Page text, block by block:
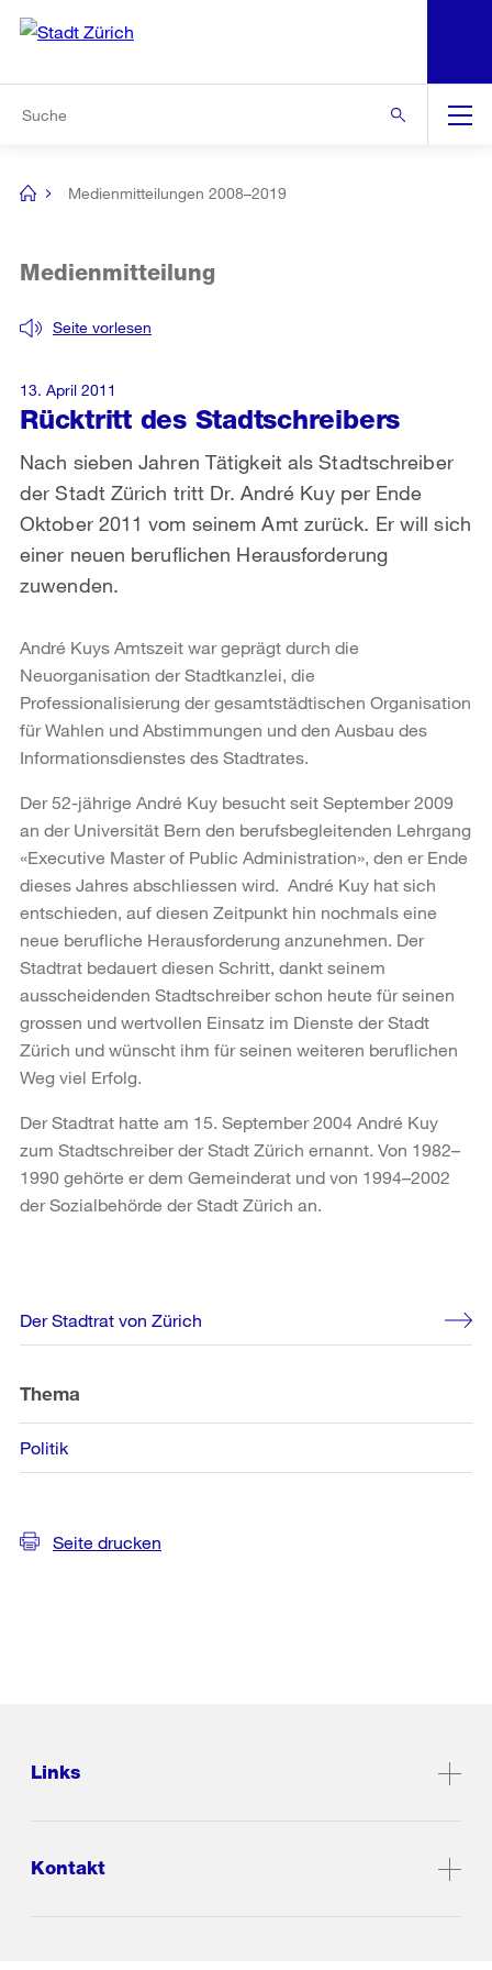
Navigation
[no
Medienmitteilungen 2008–2019
Rücktritt des Stadtschreibers
Seite vorlesen
Medienmitteilung
Nach sieben Jahren Tätigkeit als Stadtschreiber
der Stadt Zürich tritt Dr. André Kuy per Ende
Oktober 2011 vom seinem Amt zurück. Er will sich
einer neuen beruflichen Herausforderung
zuwenden.
13. April 2011
André Kuys Amtszeit war geprägt durch die
Neuorganisation der Stadtkanzlei, die
Professionalisierung der gesamtstädtischen Organisation
für Wahlen und Abstimmungen und den Ausbau des
Informationsdienstes des Stadtrates.
Der 52-jährige André Kuy besucht seit September 2009
an der Universität Bern den berufsbegleitenden Lehrgang
«Executive Master of Public Administration», den er Ende
dieses Jahres abschliessen wird. André Kuy hat sich
entschieden, auf diesen Zeitpunkt hin nochmals eine
neue berufliche Herausforderung anzunehmen. Der
Stadtrat bedauert diesen Schritt, dankt seinem
ausscheidenden Stadtschreiber schon heute für seinen
grossen und wertvollen Einsatz im Dienste der Stadt
Zürich und wünscht ihm für seinen weiteren beruflichen
Weg viel Erfolg.
Der Stadtrat hatte am 15. September 2004 André Kuy
zum Stadtschreiber der Stadt Zürich ernannt. Von 1982–
1990 gehörte er dem Gemeinderat und von 1994–2002
der Sozialbehörde der Stadt Zürich an.
Weitere
Informationen
Der Stadtrat von Zürich
Thema
Politik
Seite drucken
Links
Kontakt